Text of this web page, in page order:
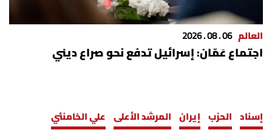
العالم 06 . 08 . 2026
اجتماع عَمّان: إسرائيل تدفع نحو صراع ديني
إسناد الحزب إيران المرشد الأعلى علي الخامنئي